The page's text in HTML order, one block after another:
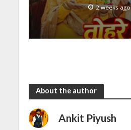
2 weeks ago
About the author
Ankit Piyush